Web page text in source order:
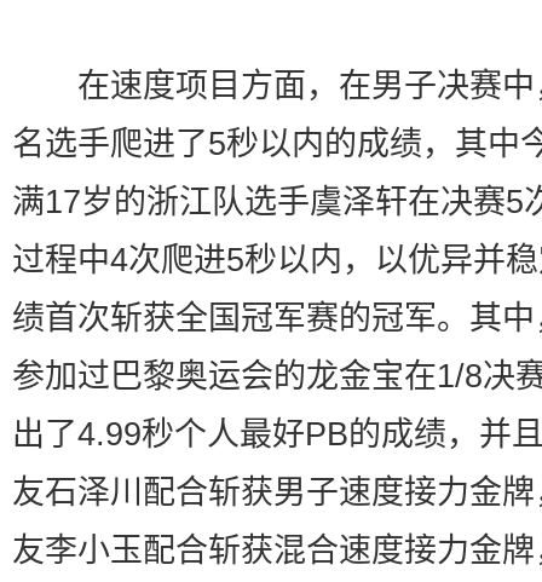
在速度项目方面，在男子决赛中
名选手爬进了5秒以内的成绩，其中
满17岁的浙江队选手虞泽轩在决赛5
过程中4次爬进5秒以内，以优异并
绩首次斩获全国冠军赛的冠军。其
参加过巴黎奥运会的龙金宝在1/8决
出了4.99秒个人最好PB的成绩，并
友石泽川配合斩获男子速度接力金
友李小玉配合斩获混合速度接力金